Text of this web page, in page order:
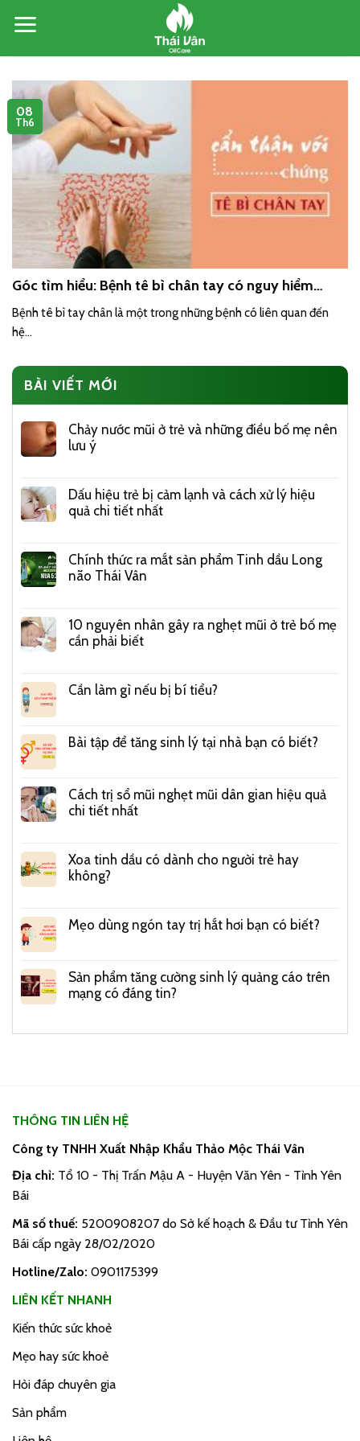
Góc tìm hiểu: Bệnh tê bì chân tay có nguy hiểm
không?
Bệnh tê bì tay chân là một trong những bệnh có liên quan đến
hệ...
08
Th6
BÀI VIẾT MỚI
Chảy nước mũi ở trẻ và những điều bố mẹ nên
lưu ý
Dấu hiệu trẻ bị cảm lạnh và cách xử lý hiệu
quả chi tiết nhất
Chính thức ra mắt sản phẩm Tinh dầu Long
não Thái Vân
10 nguyên nhân gây ra nghẹt mũi ở trẻ bố mẹ
cần phải biết
Cần làm gì nếu bị bí tiểu?
Bài tập để tăng sinh lý tại nhà bạn có biết?
Cách trị sổ mũi nghẹt mũi dân gian hiệu quả
chi tiết nhất
Xoa tinh dầu có dành cho người trẻ hay
không?
Mẹo dùng ngón tay trị hắt hơi bạn có biết?
Sản phẩm tăng cường sinh lý quảng cáo trên
mạng có đáng tin?
THÔNG TIN LIÊN HỆ
Công ty TNHH Xuất Nhập Khẩu Thảo Mộc Thái Vân
Địa chỉ: Tổ 10 - Thị Trấn Mậu A - Huyện Văn Yên - Tỉnh Yên
Bái
Mã số thuế: 5200908207 do Sở kế hoạch & Đầu tư Tỉnh Yên
Bái cấp ngày 28/02/2020
Hotline/Zalo: 0901175399
LIÊN KẾT NHANH
Kiến thức sức khoẻ
Mẹo hay sức khoẻ
Hỏi đáp chuyên gia
Sản phẩm